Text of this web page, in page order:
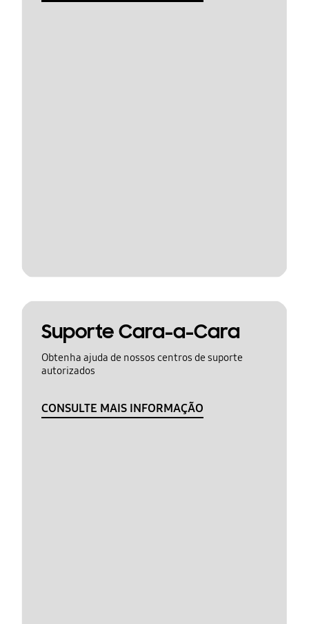
Suporte Cara-a-Cara
Obtenha ajuda de nossos centros de suporte
autorizados
CONSULTE MAIS INFORMAÇÃO